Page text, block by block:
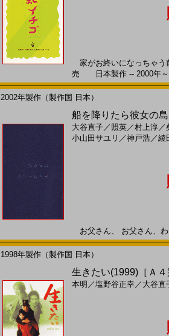
家がお終いになっちゃう
売 日本製作 -- 2000年～
2002年製作（製作国 日本）
船を降りたら彼女の
大谷直子／ 照英／村上淳／
小山田サユリ ／神戸浩／綾
お父さん、 お父さん、
1998年製作（製作国 日本）
生きたい(1999)［Ａ
本明 ／塩野谷正幸／ 大谷直